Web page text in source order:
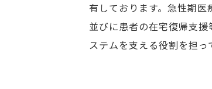
有しております。急性期
並びに患者の在宅復帰支
ステムを支える役割を担っ